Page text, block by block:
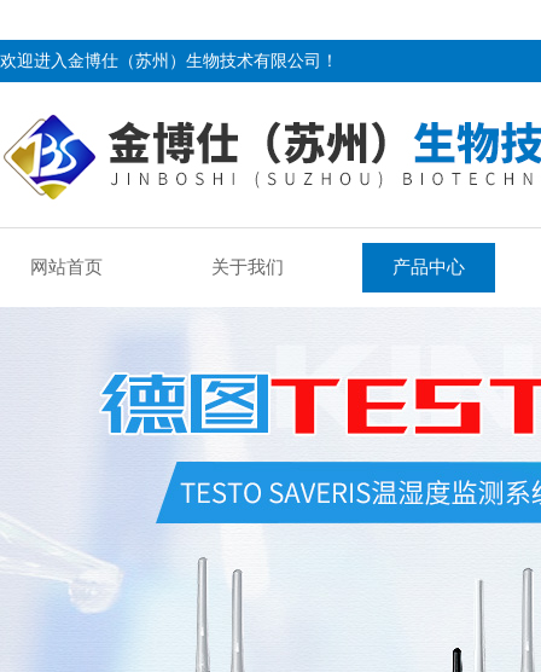
欢迎进入金博仕（苏州）生物技术有限公司！
网站首页 关于我们 产品中心